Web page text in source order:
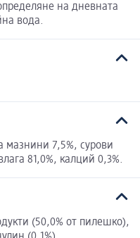
на дневната
вода.
мазнини 7,5%, сурови
81,0%, калций 0,3%.
(50,0% от пилешко),